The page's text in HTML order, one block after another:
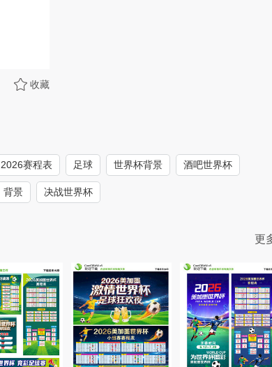
收藏
2026赛程表 足球 世界杯背景 酒吧世界杯
背景 决战世界杯
更